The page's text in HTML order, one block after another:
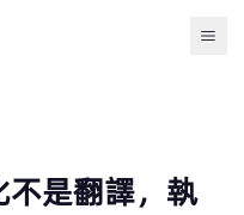
是翻譯，執